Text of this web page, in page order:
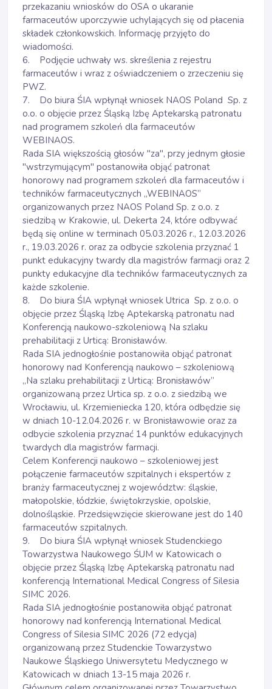
przekazaniu wniosków do OSA o ukaranie
farmaceutów uporczywie uchylających się od płacenia
składek członkowskich. Informację przyjęto do
wiadomości.
6. Podjęcie uchwały ws. skreślenia z rejestru
farmaceutów i wraz z oświadczeniem o zrzeczeniu się
PWZ.
7. Do biura ŚIA wpłynął wniosek NAOS Poland Sp. z
o.o. o objęcie przez Śląską Izbę Aptekarską patronatu
nad programem szkoleń dla farmaceutów
WEBINAOS.
Rada SIA większością głosów "za", przy jednym głosie
"wstrzymującym" postanowiła objąć patronat
honorowy nad programem szkoleń dla farmaceutów i
techników farmaceutycznych „WEBINAOS”
organizowanych przez NAOS Poland Sp. z o.o. z
siedzibą w Krakowie, ul. Dekerta 24, które odbywać
będą się online w terminach 05.03.2026 r., 12.03.2026
r., 19.03.2026 r. oraz za odbycie szkolenia przyznać 1
punkt edukacyjny twardy dla magistrów farmacji oraz 2
punkty edukacyjne dla techników farmaceutycznych za
każde szkolenie.
8. Do biura ŚIA wpłynął wniosek Utrica Sp. z o.o. o
objęcie przez Śląską Izbę Aptekarską patronatu nad
Konferencją naukowo-szkoleniową Na szlaku
prehabilitacji z Urticą: Bronisławów.
Rada SIA jednogłośnie postanowiła objąć patronat
honorowy nad Konferencją naukowo – szkoleniową
„Na szlaku prehabilitacji z Urticą: Bronisławów”
organizowaną przez Urtica sp. z o.o. z siedzibą we
Wrocławiu, ul. Krzemieniecka 120, która odbędzie się
w dniach 10-12.04.2026 r. w Bronisławowie oraz za
odbycie szkolenia przyznać 14 punktów edukacyjnych
twardych dla magistrów farmacji.
Celem Konferencji naukowo – szkoleniowej jest
połączenie farmaceutów szpitalnych i ekspertów z
branży farmaceutycznej z województw: śląskie,
małopolskie, łódzkie, świętokrzyskie, opolskie,
dolnośląskie. Przedsięwzięcie skierowane jest do 140
farmaceutów szpitalnych.
9. Do biura ŚIA wpłynął wniosek Studenckiego
Towarzystwa Naukowego ŚUM w Katowicach o
objęcie przez Śląską Izbę Aptekarską patronatu nad
konferencją International Medical Congress of Silesia
SIMC 2026.
Rada SIA jednogłośnie postanowiła objąć patronat
honorowy nad konferencją International Medical
Congress of Silesia SIMC 2026 (72 edycja)
organizowaną przez Studenckie Towarzystwo
Naukowe Śląskiego Uniwersytetu Medycznego w
Katowicach w dniach 13-15 maja 2026 r.